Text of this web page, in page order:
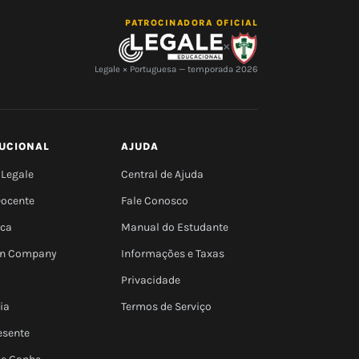
PATROCINADORA OFICIAL
×
Legale × Portuguesa — temporada 2026
Company
AJUDA
Central de Ajuda
Fale Conosco
Manual do Estudante
Informações e Taxas
Privacidade
Termos de Serviço